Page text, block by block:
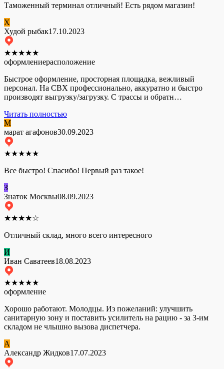
Таможенный терминал отличный! Есть рядом магазин!
Х
Худой рыбак17.10.2023
★★★★★
оформлениерасположение
Быстрое оформление, просторная площадка, вежливый
персонал. На СВХ профессионально, аккуратно и быстро
производят выгрузку/загрузку. С трассы и обратн…
Читать полностью
М
марат агафонов30.09.2023
★★★★★
Все быстро! Спасибо! Первый раз такое!
З
Знаток Москвы08.09.2023
★★★★☆
Отличный склад, много всего интересного
И
Иван Саватеев18.08.2023
★★★★★
оформление
Хорошо работают. Молодцы. Из пожеланий: улучшить
санитарную зону и поставить усилитель на рацию - за 3-им
складом не члышно вызова диспетчера.
А
Александр Жидков17.07.2023